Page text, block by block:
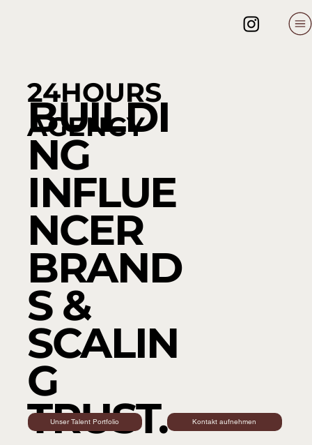
24HOURS
AGENCY
BUILDI
NG
INFLUE
NCER
BRAND
S &
SCALIN
G
TRUST.
Unser Talent Portfolio Kontakt aufnehmen